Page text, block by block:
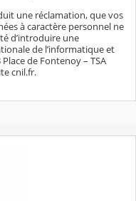
une réclamation, que vos
à caractère personnel ne
d’introduire une
de l’informatique et
de Fontenoy – TSA
cnil.fr.